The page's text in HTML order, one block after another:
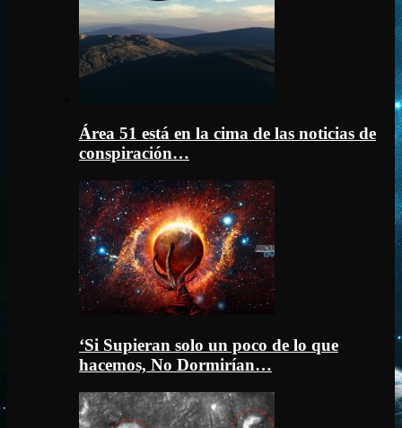
Área 51 está en la cima de las noticias de
conspiración…
‘Si Supieran solo un poco de lo que
hacemos, No Dormirían…